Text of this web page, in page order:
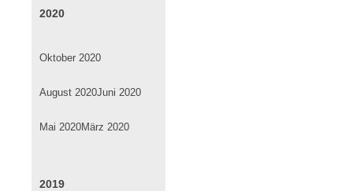
2020
Oktober 2020
August 2020Juni 2020
Mai 2020März 2020
2019